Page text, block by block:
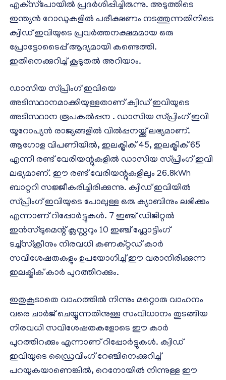
എക്‌സ്‌പോയിൽ പ്രദർശിപ്പിച്ചിരുന്നു. അടുത്തിടെ
ഇന്ത്യൻ റോഡുകളിൽ പരീക്ഷണം നടത്തുന്നതിനിടെ
ക്വിഡ് ഇവിയുടെ പ്രവർത്തനക്ഷമമായ ഒരു
പ്രോട്ടോടൈപ്പ് ആദ്യമായി കണ്ടെത്തി.
ഇതിനെക്കുറിച്ച് കൂടുതൽ അറിയാം.
ഡാസിയ സ്പ്രിംഗ് ഇവിയെ
അടിസ്ഥാനമാക്കിയുള്ളതാണ് ക്വിഡ് ഇവിയുടെ
അടിസ്ഥാന രൂപകൽപ്പന . ഡാസിയ സ്പ്രിംഗ് ഇവി
യൂറോപ്യൻ രാജ്യങ്ങളിൽ വിൽപ്പനയ്ക്ക് ലഭ്യമാണ്.
ആഗോള വിപണിയിൽ, ഇലക്ട്രിക് 45, ഇലക്ട്രിക് 65
എന്നീ രണ്ട് വേരിയന്റുകളിൽ ഡാസിയ സ്പ്രിംഗ് ഇവി
ലഭ്യമാണ്. ഈ രണ്ട് വേരിയന്റുകളിലും 26.8kWh
ബാറ്ററി സജ്ജീകരിച്ചിരിക്കുന്നു. ക്വിഡ് ഇവിയിൽ
സ്പ്രിംഗ് ഇവിയുടെ പോലുള്ള ഒരു ക്യാബിനും ലഭിക്കും
എന്നാണ് റിപ്പോർട്ടുകൾ. 7 ഇഞ്ച് ഡിജിറ്റൽ
ഇൻസ്ട്രുമെന്റ് ക്ലസ്റ്ററും 10 ഇഞ്ച് ഫ്ലോട്ടിംഗ്
ടച്ച്‌സ്‌ക്രീനും നിരവധി കണക്റ്റഡ് കാർ
സവിശേഷതകളും ഉപയോഗിച്ച് ഈ വരാനിരിക്കുന്ന
ഇലക്ട്രിക് കാർ പുറത്തിറക്കും.
ഇതുകൂടാതെ വാഹത്തിൽ നിന്നും മറ്റൊരു വാഹനം
വരെ ചാർജ് ചെയ്യുന്നതിനുള്ള സംവിധാനം തുടങ്ങിയ
നിരവധി സവിശേഷതകളോടെ ഈ കാർ
പുറത്തിറക്കും എന്നാണ് റിപ്പോർട്ടുകൾ. ക്വിഡ്
ഇവിയുടെ ഡ്രൈവിംഗ് റേഞ്ചിനെക്കുറിച്ച്
പറയുകയാണെങ്കിൽ, റെനോയിൽ നിന്നുള്ള ഈ